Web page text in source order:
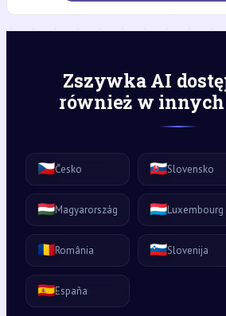
Zszywka AI
również w
🇨🇿Česko 🇸🇰Slovensko
🇭🇺Magyarország 🇱🇺Luxembourg
🇷🇴România 🇸🇮Slovenija
🇪🇸España